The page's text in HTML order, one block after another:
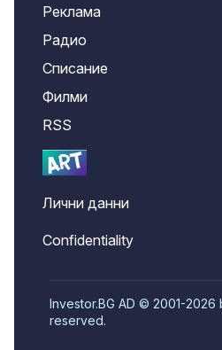
Реклама
Радио
Списание
Филми
RSS
Лични данни
Confidentiality
Investor.BG AD © 2001-2026
reserved.